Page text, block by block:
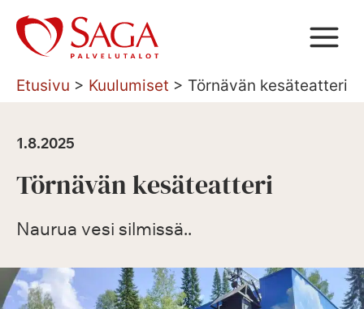
Siirry
sisältöön
Etusivu > Kuulumiset > Törnävän kesäteatteri
1.8.2025
Törnävän kesäteatteri
Naurua vesi silmissä..